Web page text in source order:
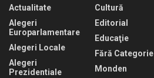
Actualitate
Alegeri
Europarlamentare
Alegeri Locale
Alegeri
Prezidentiale
Cultură
Editorial
Educaţie
Fără Categorie
Monden